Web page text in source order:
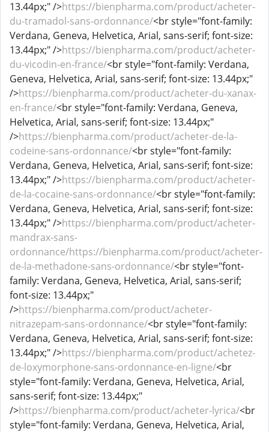
13.44px;" />https://bienpharma.com/product/acheter-
du-tramadol-sans-ordonnance/<br style="font-family:
Verdana, Geneva, Helvetica, Arial, sans-serif; font-size:
13.44px;" />https://bienpharma.com/product/acheter-
du-vicodin-en-france/<br style="font-family: Verdana,
Geneva, Helvetica, Arial, sans-serif; font-size: 13.44px;"
/>https://bienpharma.com/product/acheter-du-xanax-
en-france/<br style="font-family: Verdana, Geneva,
Helvetica, Arial, sans-serif; font-size: 13.44px;"
/>https://bienpharma.com/product/acheter-de-la-
codeine-sans-ordonnance/<br style="font-family:
Verdana, Geneva, Helvetica, Arial, sans-serif; font-size:
13.44px;" />https://bienpharma.com/product/acheter-
de-la-cocaine-sans-ordonnance/<br style="font-family:
Verdana, Geneva, Helvetica, Arial, sans-serif; font-size:
13.44px;" />https://bienpharma.com/product/acheter-
mandrax-sans-
ordonnance/https://bienpharma.com/product/acheter-
de-la-methadone-sans-ordonnance/<br style="font-
family: Verdana, Geneva, Helvetica, Arial, sans-serif;
font-size: 13.44px;"
/>https://bienpharma.com/product/acheter-
nitrazepam-sans-ordonnance/<br style="font-family:
Verdana, Geneva, Helvetica, Arial, sans-serif; font-size:
13.44px;" />https://bienpharma.com/product/achetez-
de-loxymorphone-sans-ordonnance-en-ligne/<br
style="font-family: Verdana, Geneva, Helvetica, Arial,
sans-serif; font-size: 13.44px;"
/>https://bienpharma.com/product/acheter-lyrica/<br
style="font-family: Verdana, Geneva, Helvetica, Arial,